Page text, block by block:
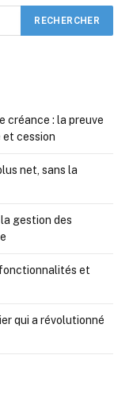
créance : la preuve
cession
net, sans la
gestion des
et
qui a révolutionné